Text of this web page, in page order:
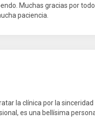
Muchas gracias por
paciencia.
la clínica por la
es una bellísima